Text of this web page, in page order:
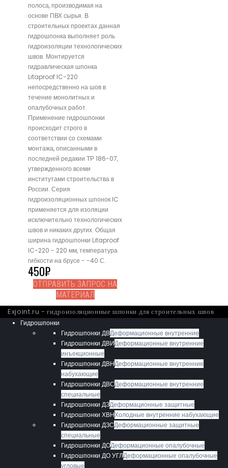
полоса, производимая на
основе ПВХ сырья. В
строительных проектах данная
гидрошпонка выполняет роль
гидроизоляции технологических
швов. Монтируется
гидравлическая шпонка
Litaproof IC-220
непосредственно на шов в
течение монолитных и
опалубочных работ.
Применение гидрошпонки
происходит строго в
соответствии со схемами
монтажа, описанными в
последней редакии ТР 186-07,
утвержденного всеми
институтами строительства в
России. Серия
гидроизоляционных шпонок IC
применяется для изоляции
исключительно технологических
швов и никаких других. Общая
ширина гидрошпонки Litaproof
IC-220 - 220 мм, температура
гибкости на брусе - -40 С.
450₽
ОТПРАВИТЬ ЗАПРОС НА
МАТЕРИАЛ
Exjoint.ru - гидроизоляционные шпонки для строительных швов
Гидрошпонки
Гидрошпонки ДВДеформационные внутренние
Гидрошпонки ДВИДеформационные внутренние
инъекционные
Гидрошпонки ДВНДеформационные внутренние
набухающие
Гидрошпонки ДВСДеформационные внутренние
специальные
Гидрошпонки ДЗДеформационные защитные
Гидрошпонки ХВНХолодные внутренние набухающие
Гидрошпонки ДЗСДеформационные защитные
специальные
Гидрошпонки ДОДеформационные опалубочные
Гидрошпонки ДО УГЛДеформационные опалубочные
угловые